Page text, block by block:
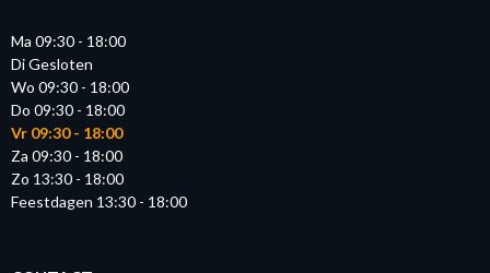
Ma 09:30 - 18:00
Di Gesloten
Wo 09:30 - 18:00
Do 09:30 - 18:00
Vr 09:30 - 18:00
Za 09:30 - 18:00
Zo 13:30 - 18:00
Feestdagen 13:30 - 18:00